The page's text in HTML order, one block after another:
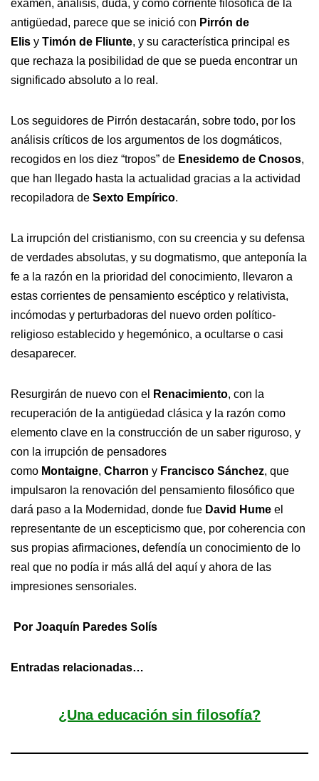
examen, análisis, duda, y como corriente filosófica de la
antigüedad, parece que se inició con Pirrón de
Elis y Timón de Fliunte, y su característica principal es
que rechaza la posibilidad de que se pueda encontrar un
significado absoluto a lo real.
Los seguidores de Pirrón destacarán, sobre todo, por los
análisis críticos de los argumentos de los dogmáticos,
recogidos en los diez “tropos” de Enesidemo de Cnosos,
que han llegado hasta la actualidad gracias a la actividad
recopiladora de Sexto Empírico.
La irrupción del cristianismo, con su creencia y su defensa
de verdades absolutas, y su dogmatismo, que anteponía la
fe a la razón en la prioridad del conocimiento, llevaron a
estas corrientes de pensamiento escéptico y relativista,
incómodas y perturbadoras del nuevo orden político-
religioso establecido y hegemónico, a ocultarse o casi
desaparecer.
Resurgirán de nuevo con el Renacimiento, con la
recuperación de la antigüedad clásica y la razón como
elemento clave en la construcción de un saber riguroso, y
con la irrupción de pensadores
como Montaigne, Charron y Francisco Sánchez, que
impulsaron la renovación del pensamiento filosófico que
dará paso a la Modernidad, donde fue David Hume el
representante de un escepticismo que, por coherencia con
sus propias afirmaciones, defendía un conocimiento de lo
real que no podía ir más allá del aquí y ahora de las
impresiones sensoriales.
Por Joaquín Paredes Solís
Entradas relacionadas…
¿Una educación sin filosofía?